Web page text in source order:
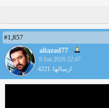
#1,857
aliazad77
9 Jun 2026 22:47
ارسالها: 4221